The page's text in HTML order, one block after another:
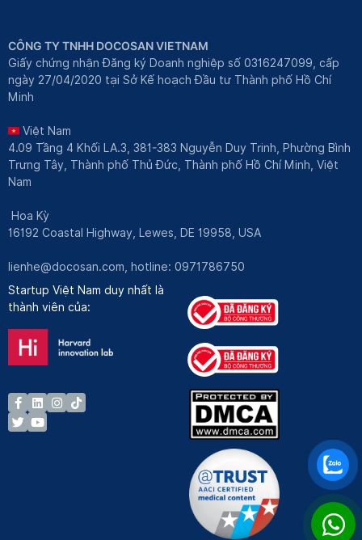
CÔNG TY TNHH DOCOSAN VIETNAM
Giấy chứng nhận Đăng ký Doanh nghiệp số 0316247099, cấp
ngày 27/04/2020 tại Sở Kế hoạch Đầu tư Thành phố Hồ Chí
Minh
Việt Nam
4.09 Tầng 4 Khối LA.3, 381-383 Nguyễn Duy Trinh, Phường Bình
Trưng Tây, Thành phố Thủ Đức, Thành phố Hồ Chí Minh, Việt
Nam
Hoa Kỳ
16192 Coastal Highway, Lewes, DE 19958, USA
lienhe@docosan.com , hotline: 0971786750
Startup Việt Nam duy nhất là
thành viên của: